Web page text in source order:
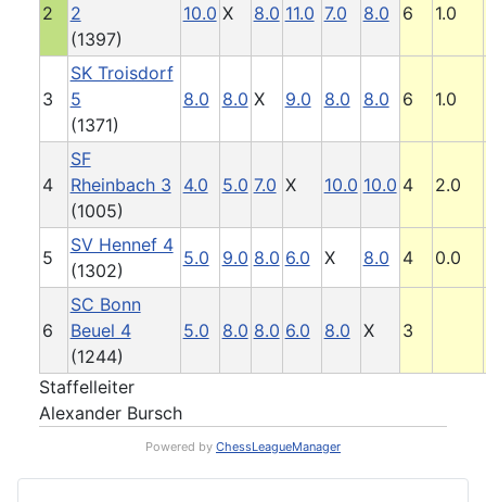
2
2
(1397)
10.0 X 8.0 11.0 7.0 8.0 6 1.0
3
SK Troisdorf
5
(1371)
8.0 8.0 X 9.0 8.0 8.0 6 1.0
4
SF
Rheinbach 3
(1005)
4.0 5.0 7.0 X 10.0 10.0 4 2.0
5
SV Hennef 4
(1302)
5.0 9.0 8.0 6.0 X 8.0 4 0.0
6
SC Bonn
Beuel 4
(1244)
5.0 8.0 8.0 6.0 8.0 X 3
Staffelleiter
Alexander Bursch
Powered by ChessLeagueManager